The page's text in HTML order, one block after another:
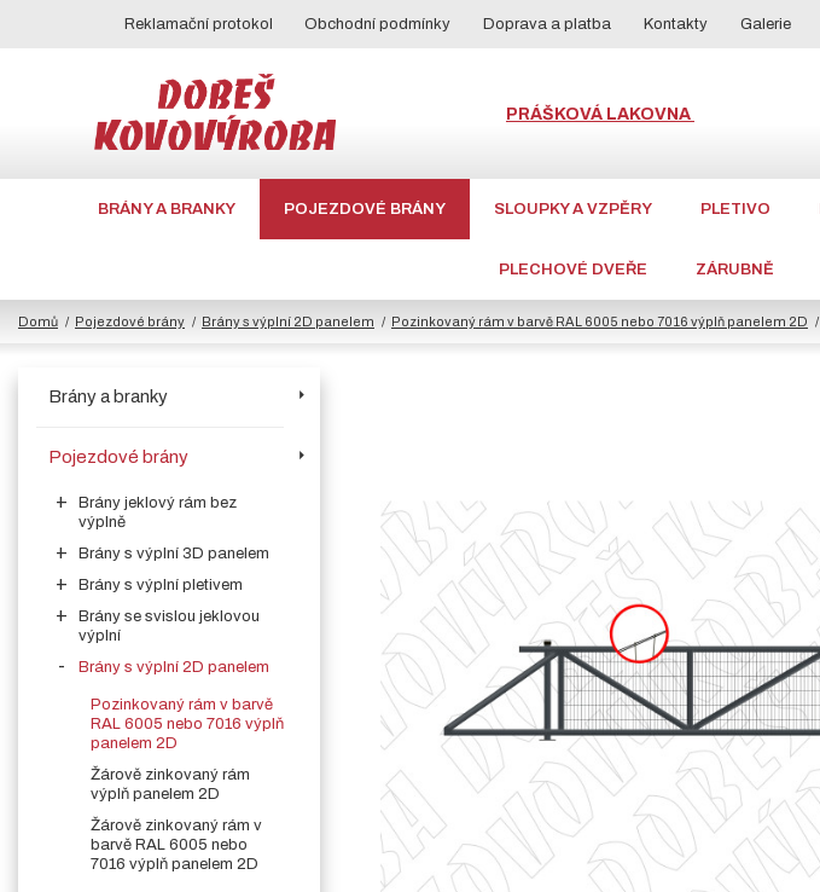
Reklamační protokol Obchodní podmínky Doprava a platba Kontakty Galerie
PRÁŠKOVÁ LAKOVNA
BRÁNY A BRANKY POJEZDOVÉ BRÁNY SLOUPKY A VZPĚRY PLETIVO
PLECHOVÉ DVEŘE ZÁRUBNĚ
Domů Pojezdové brány Brány s výplní 2D panelem Pozinkovaný rám v barvě RAL 6005 nebo 7016 výplň panelem 2D
Brány a branky
Pojezdové brány
Brány jeklový rám bez
výplně
Brány s výplní 3D panelem
Brány s výplní pletivem
Brány se svislou jeklovou
výplní
Brány s výplní 2D panelem
Pozinkovaný rám v barvě
RAL 6005 nebo 7016 výplň
panelem 2D
Žárově zinkovaný rám
výplň panelem 2D
Žárově zinkovaný rám v
barvě RAL 6005 nebo
7016 výplň panelem 2D